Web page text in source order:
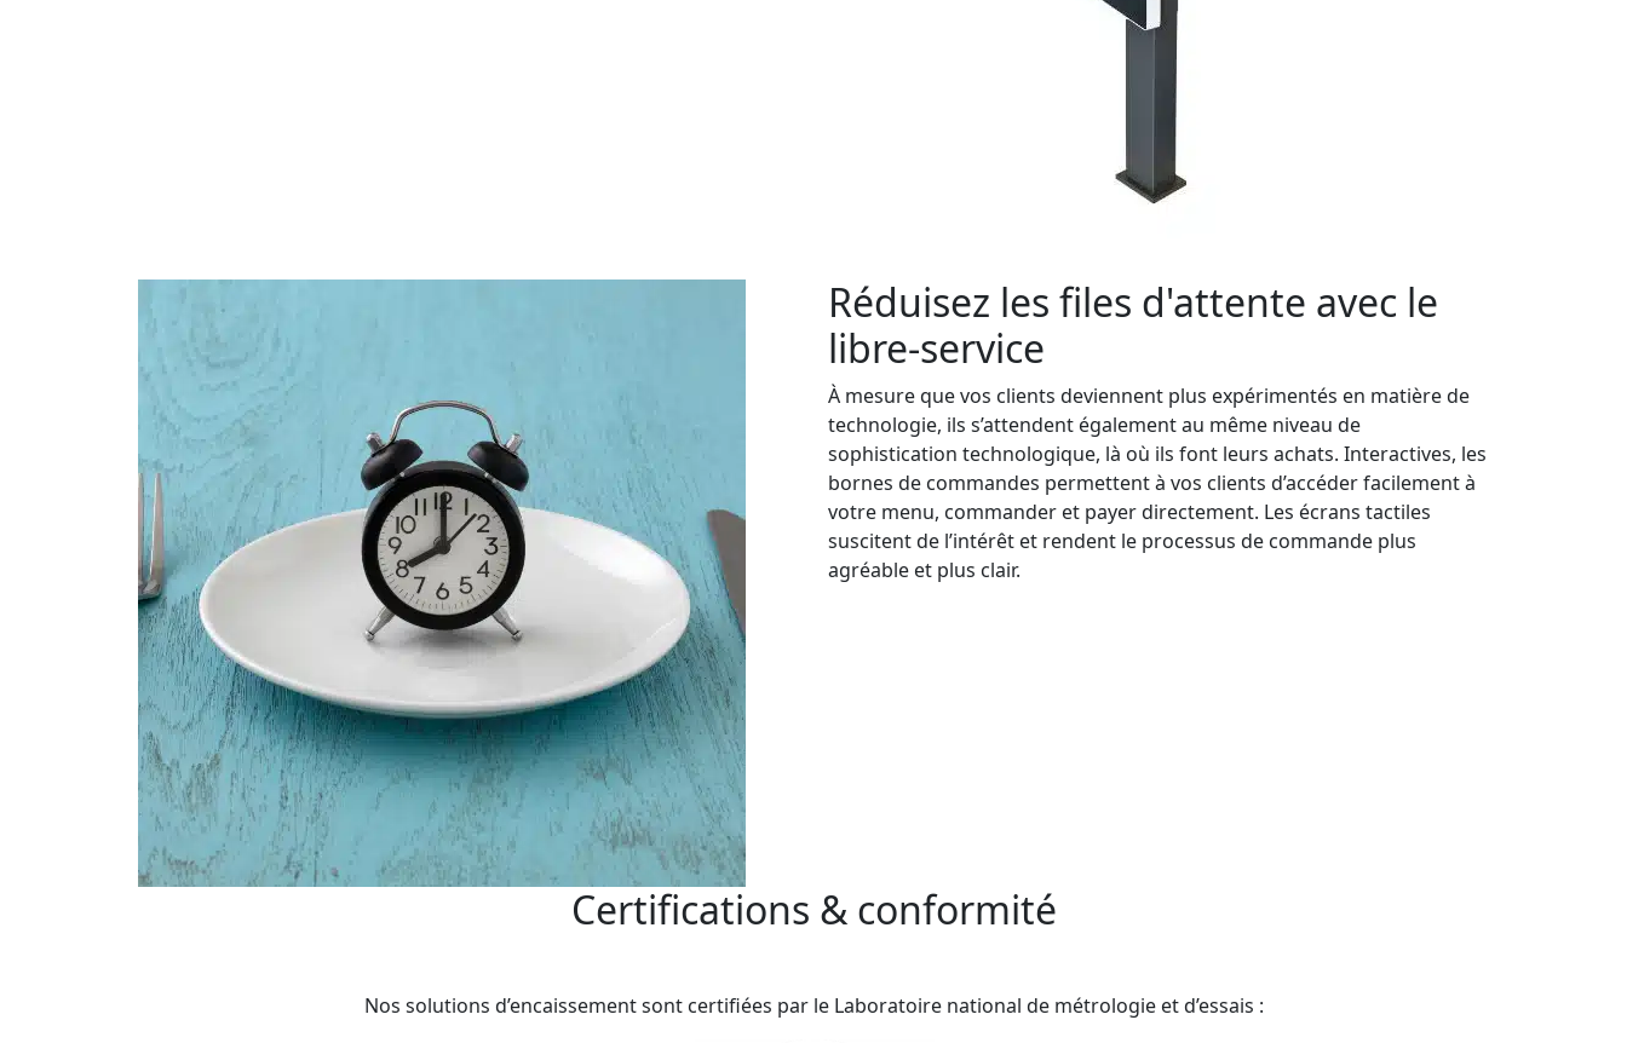
Réduisez les files d'attente avec le
libre-service
À mesure que vos clients deviennent plus expérimentés en matière de
technologie, ils s’attendent également au même niveau de
sophistication technologique, là où ils font leurs achats. Interactives, les
bornes de commandes permettent à vos clients d’accéder facilement à
votre menu, commander et payer directement. Les écrans tactiles
suscitent de l’intérêt et rendent le processus de commande plus
agréable et plus clair.
Certifications & conformité
Nos solutions d’encaissement sont certifiées par le Laboratoire national de métrologie et d’essais :